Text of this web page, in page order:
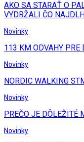
AKO SA STARAŤ O
VYDRŽALI ČO
Novinky
113 KM ODVAHY PRE
Novinky
NORDIC WALKING
Novinky
PREČO JE DÔLEŽITÉ
Novinky